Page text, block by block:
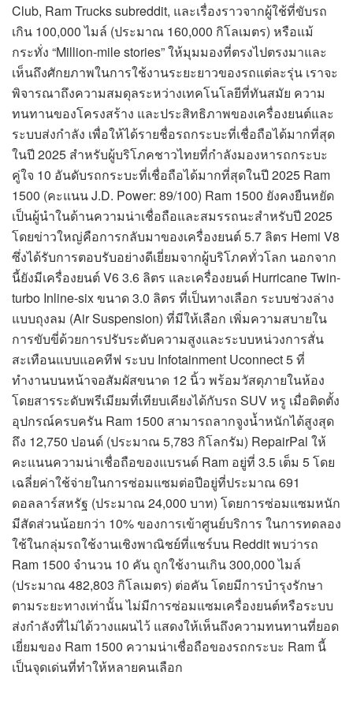
Club, Ram Trucks subreddit, และเรื่องราวจากผู้ใช้ที่ขับรถ
เกิน 100,000 ไมล์ (ประมาณ 160,000 กิโลเมตร) หรือแม้
กระทั่ง “Million-mile stories” ให้มุมมองที่ตรงไปตรงมาและ
เห็นถึงศักยภาพในการใช้งานระยะยาวของรถแต่ละรุ่น เราจะ
พิจารณาถึงความสมดุลระหว่างเทคโนโลยีที่ทันสมัย ความ
ทนทานของโครงสร้าง และประสิทธิภาพของเครื่องยนต์และ
ระบบส่งกำลัง เพื่อให้ได้รายชื่อรถกระบะที่เชื่อถือได้มากที่สุด
ในปี 2025 สำหรับผู้บริโภคชาวไทยที่กำลังมองหารถกระบะ
คู่ใจ 10 อันดับรถกระบะที่เชื่อถือได้มากที่สุดในปี 2025 Ram
1500 (คะแนน J.D. Power: 89/100) Ram 1500 ยังคงยืนหยัด
เป็นผู้นำในด้านความน่าเชื่อถือและสมรรถนะสำหรับปี 2025
โดยข่าวใหญ่คือการกลับมาของเครื่องยนต์ 5.7 ลิตร Hemi V8
ซึ่งได้รับการตอบรับอย่างดีเยี่ยมจากผู้บริโภคทั่วโลก นอกจาก
นี้ยังมีเครื่องยนต์ V6 3.6 ลิตร และเครื่องยนต์ Hurricane Twin-
turbo Inline-six ขนาด 3.0 ลิตร ที่เป็นทางเลือก ระบบช่วงล่าง
แบบถุงลม (Air Suspension) ที่มีให้เลือก เพิ่มความสบายใน
การขับขี่ด้วยการปรับระดับความสูงและระบบหน่วงการสั่น
สะเทือนแบบแอคทีฟ ระบบ Infotainment Uconnect 5 ที่
ทำงานบนหน้าจอสัมผัสขนาด 12 นิ้ว พร้อมวัสดุภายในห้อง
โดยสารระดับพรีเมียมที่เทียบเคียงได้กับรถ SUV หรู เมื่อติดตั้ง
อุปกรณ์ครบครัน Ram 1500 สามารถลากจูงน้ำหนักได้สูงสุด
ถึง 12,750 ปอนด์ (ประมาณ 5,783 กิโลกรัม) RepairPal ให้
คะแนนความน่าเชื่อถือของแบรนด์ Ram อยู่ที่ 3.5 เต็ม 5 โดย
เฉลี่ยค่าใช้จ่ายในการซ่อมแซมต่อปีอยู่ที่ประมาณ 691
ดอลลาร์สหรัฐ (ประมาณ 24,000 บาท) โดยการซ่อมแซมหนัก
มีสัดส่วนน้อยกว่า 10% ของการเข้าศูนย์บริการ ในการทดลอง
ใช้ในกลุ่มรถใช้งานเชิงพาณิชย์ที่แชร์บน Reddit พบว่ารถ
Ram 1500 จำนวน 10 คัน ถูกใช้งานเกิน 300,000 ไมล์
(ประมาณ 482,803 กิโลเมตร) ต่อคัน โดยมีการบำรุงรักษา
ตามระยะทางเท่านั้น ไม่มีการซ่อมแซมเครื่องยนต์หรือระบบ
ส่งกำลังที่ไม่ได้วางแผนไว้ แสดงให้เห็นถึงความทนทานที่ยอด
เยี่ยมของ Ram 1500 ความน่าเชื่อถือของรถกระบะ Ram นี้
เป็นจุดเด่นที่ทำให้หลายคนเลือก